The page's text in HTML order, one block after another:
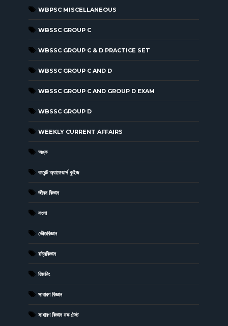
WBPSC MISCELLANEOUS
WBSSC GROUP C
WBSSC GROUP C & D PRACTICE SET
WBSSC GROUP C AND D
WBSSC GROUP C AND GROUP D EXAM
WBSSC GROUP D
WEEKLY CURRENT AFFAIRS
অঙ্ক
কারেন্ট অ্যাফেয়ার্স কুইজ
জীবন বিজ্ঞান
বাংলা
ভৌতবিজ্ঞান
রাষ্ট্রবিজ্ঞান
রিজনিং
সাধারণ বিজ্ঞান
সাধারণ বিজ্ঞান মক টেস্ট